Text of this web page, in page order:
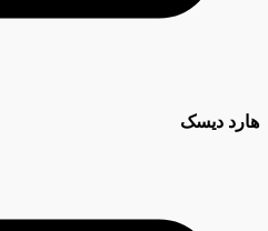
هارد دیسک